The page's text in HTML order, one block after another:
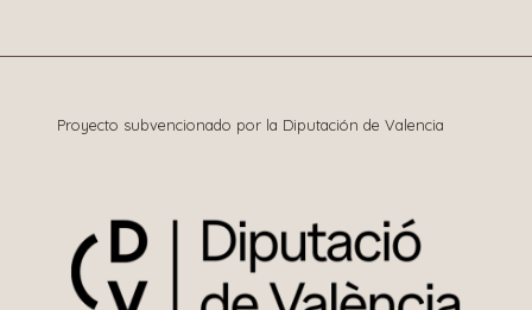
Proyecto subvencionado por la Diputación de Valencia